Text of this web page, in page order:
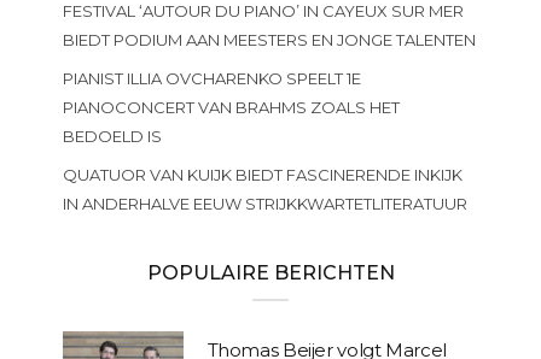
FESTIVAL ‘AUTOUR DU PIANO’ IN CAYEUX SUR MER
BIEDT PODIUM AAN MEESTERS EN JONGE TALENTEN
PIANIST ILLIA OVCHARENKO SPEELT 1E
PIANOCONCERT VAN BRAHMS ZOALS HET
BEDOELD IS
QUATUOR VAN KUIJK BIEDT FASCINERENDE INKIJK
IN ANDERHALVE EEUW STRIJKKWARTETLITERATUUR
POPULAIRE BERICHTEN
Thomas Beijer volgt Marcel